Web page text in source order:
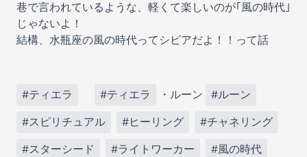
巷で言われているような、軽くて楽しいのが｢風の時代｣
じゃないよ！
結構、水瓶座の風の時代ってシビアだよ！！って話
#ティエラ #ティエラ ・ルーン #ルーン
#スピリチュアル #ヒーリング #チャネリング
#スターシード #ライトワーカー #風の時代